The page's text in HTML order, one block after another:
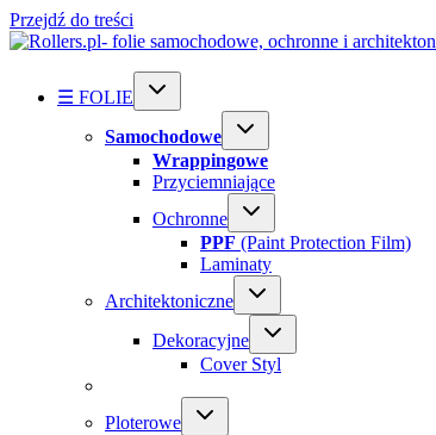
Przejdź do treści
☰ FOLIE
Samochodowe
Wrappingowe
Przyciemniające
Ochronne
PPF (Paint Protection Film)
Laminaty
Architektoniczne
Dekoracyjne
Cover Styl
Ploterowe